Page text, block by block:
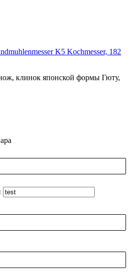
K5 Kochmesser, 182
клинок японской формы Гюту,